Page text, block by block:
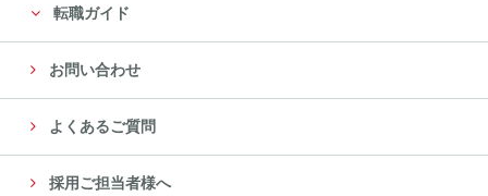
転職ガイド
お問い合わせ
よくあるご質問
採用ご担当者様へ